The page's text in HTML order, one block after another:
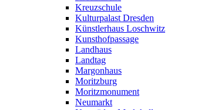
Kreuzschule
Kulturpalast Dresden
Künstlerhaus Loschwitz
Kunsthofpassage
Landhaus
Landtag
Margonhaus
Moritzburg
Moritzmonument
Neumarkt